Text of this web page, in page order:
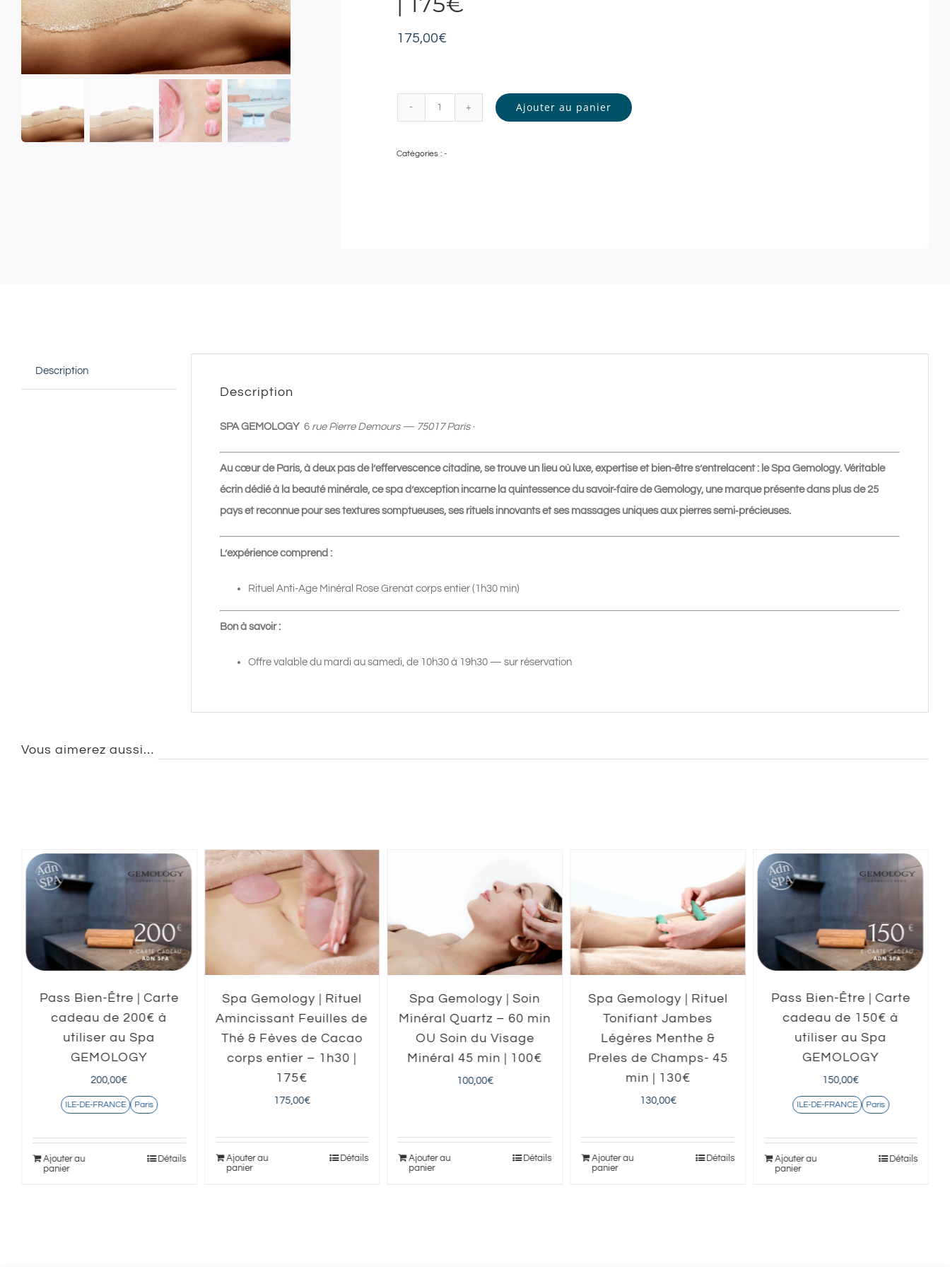
175,00€
Spa
175€
Ajouter au panier
Catégories :-
Description
Description
SPA GEMOLOGY 6rue Pierre Demours — 75017 Paris ·
Au cœur de Paris, à deux pas de l’effervescence citadine, se trouve un lieu où luxe, expertise et bien-être s’entrelacent : le Spa Gemology. Véritable
écrin dédié à la beauté minérale, ce spa d’exception incarne la quintessence du savoir-faire de Gemology, une marque présente dans plus de 25
pays et reconnue pour ses textures somptueuses, ses rituels innovants et ses massages uniques aux pierres semi‑précieuses.
L’expérience comprend :
Rituel Anti-Age Minéral Rose Grenat corps entier (1h30 min)
Bon à savoir :
Offre valable du mardi au samedi, de 10h30 à 19h30 — sur réservation
Vous aimerez aussi…
Pass Bien-Être | Carte
cadeau de 200€ à
utiliser au Spa
GEMOLOGY
200,00€
ILE-DE-FRANCE Paris
Ajouter au
panier
Détails
Spa Gemology | Rituel
Amincissant Feuilles de
Thé & Fèves de Cacao
corps entier – 1h30 |
175€
175,00€
Ajouter au
panier
Détails
Spa Gemology | Soin
Minéral Quartz – 60 min
OU Soin du Visage
Minéral 45 min | 100€
100,00€
Ajouter au
panier
Détails
Spa Gemology | Rituel
Tonifiant Jambes
Légères Menthe &
Preles de Champs- 45
min | 130€
130,00€
Ajouter au
panier
Détails
Pass Bien-Être | Carte
cadeau de 150€ à
utiliser au Spa
GEMOLOGY
150,00€
ILE-DE-FRANCE Paris
Ajouter au
panier
Détails